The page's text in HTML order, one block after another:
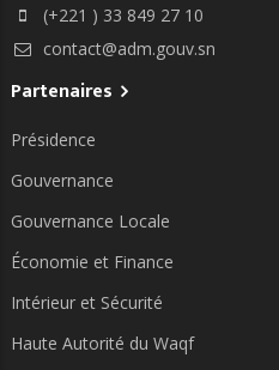
(+221 ) 33 849 27 10
contact@adm.gouv.sn
Partenaires
Présidence
Gouvernance
Gouvernance Locale
Économie et Finance
Intérieur et Sécurité
Haute Autorité du Waqf